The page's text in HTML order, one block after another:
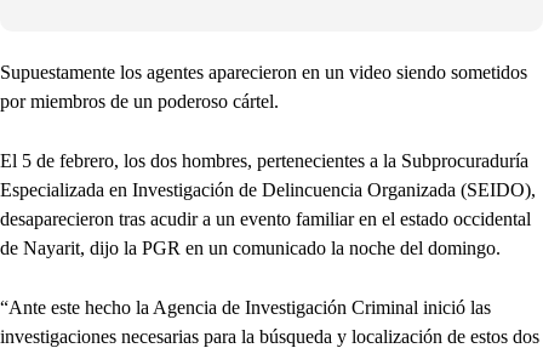
Supuestamente los agentes aparecieron en un video siendo sometidos
por miembros de un poderoso cártel.
El 5 de febrero, los dos hombres, pertenecientes a la Subprocuraduría
Especializada en Investigación de Delincuencia Organizada (SEIDO),
desaparecieron tras acudir a un evento familiar en el estado occidental
de Nayarit, dijo la PGR en un comunicado la noche del domingo.
“Ante este hecho la Agencia de Investigación Criminal inició las
investigaciones necesarias para la búsqueda y localización de estos dos